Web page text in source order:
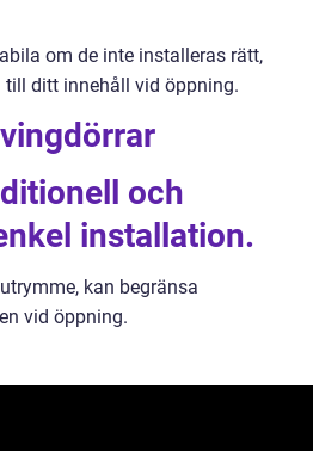
om de inte installeras rätt,
till ditt innehåll vid öppning.
och
installation.
kan begränsa
vid öppning.